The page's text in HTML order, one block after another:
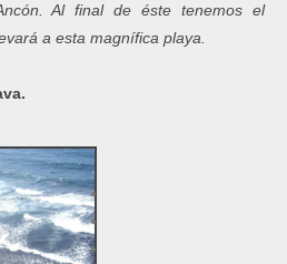
Al final de éste tenemos el
a esta magnífica playa.